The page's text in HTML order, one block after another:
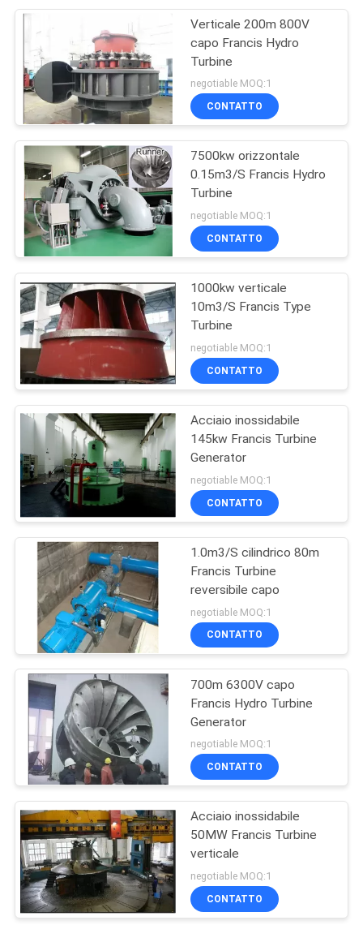
NOTIZIE
RICHIEDA
UNA
CITAZIONE
MAPPA
DEL
SITO
POLITICA
SULLA
PRIVACY
vapore
Generatore a turbina
di energia eolica
turbina di idro di
Francis
10
Turbina di idro di
flusso assiale
turbina di idro del
pelton
Turbina di flusso
trasversale
Verticale 200m 800V
capo Francis Hydro
Turbine
negotiable MOQ:1
CONTATTO
7500kw orizzontale
0.15m3/S Francis Hydro
Turbine
negotiable MOQ:1
CONTATTO
1000kw verticale
10m3/S Francis Type
Turbine
negotiable MOQ:1
CONTATTO
Acciaio inossidabile
145kw Francis Turbine
Generator
negotiable MOQ:1
CONTATTO
1.0m3/S cilindrico 80m
Francis Turbine
reversibile capo
negotiable MOQ:1
CONTATTO
700m 6300V capo
Francis Hydro Turbine
Generator
negotiable MOQ:1
CONTATTO
Acciaio inossidabile
50MW Francis Turbine
verticale
negotiable MOQ:1
CONTATTO